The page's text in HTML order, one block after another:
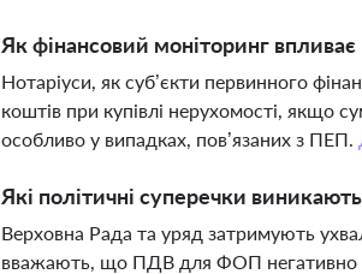
Як фінансовий моніторинг впливає
Нотаріуси, як суб’єкти первинного
коштів при купівлі нерухомості, якщо
особливо у випадках, пов’язаних з ПЕП.
Які політичні суперечки
Верховна Рада та уряд затримують
вважають, що ПДВ для ФОП негативно